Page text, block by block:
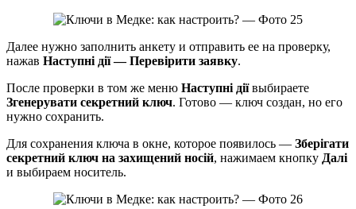
Далее нужно заполнить анкету и отправить ее на проверку,
нажав Наступні дії — Перевірити заявку.
После проверки в том же меню Наступні діївыбираете
Згенерувати секретний ключ. Готово — ключ создан, но его
нужно сохранить.
Для сохранения ключа в окне, которое появилось — Зберігати
секретний ключ на захищений носій, нажимаем кнопку Далі
и выбираем носитель.